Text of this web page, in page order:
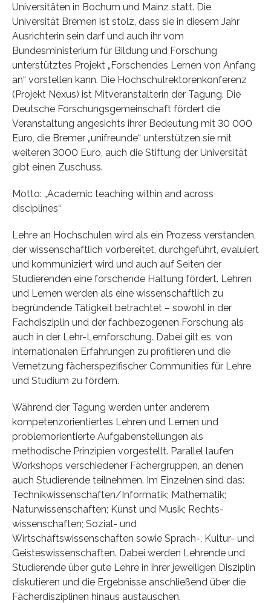
Universitäten in Bochum und Mainz statt. Die
Universität Bremen ist stolz, dass sie in diesem Jahr
Ausrichterin sein darf und auch ihr vom
Bundesministerium für Bildung und Forschung
unterstütztes Projekt „Forschendes Lernen von Anfang
an“ vorstellen kann. Die Hochschulrektorenkonferenz
(Projekt Nexus) ist Mitveranstalterin der Tagung. Die
Deutsche Forschungsgemeinschaft fördert die
Veranstaltung angesichts ihrer Bedeutung mit 30 000
Euro, die Bremer „unifreunde“ unterstützen sie mit
weiteren 3000 Euro, auch die Stiftung der Universität
gibt einen Zuschuss.
Motto: „Academic teaching within and across
disciplines“
Lehre an Hochschulen wird als ein Prozess verstanden,
der wissenschaftlich vorbereitet, durchgeführt, evaluiert
und kommuniziert wird und auch auf Seiten der
Studierenden eine forschende Haltung fördert. Lehren
und Lernen werden als eine wissenschaftlich zu
begründende Tätigkeit betrachtet – sowohl in der
Fachdisziplin und der fachbezogenen Forschung als
auch in der Lehr-Lernforschung. Dabei gilt es, von
internationalen Erfahrungen zu profitieren und die
Vernetzung fächerspezifischer Communities für Lehre
und Studium zu fördern.
Während der Tagung werden unter anderem
kompetenzorientiertes Lehren und Lernen und
problemorientierte Aufgabenstellungen als
methodische Prinzipien vorgestellt. Parallel laufen
Workshops verschiedener Fächergruppen, an denen
auch Studierende teilnehmen. Im Einzelnen sind das:
Technikwissenschaften/Informatik; Mathematik;
Naturwissenschaften; Kunst und Musik; Rechts-
wissenschaften; Sozial- und
Wirtschaftswissenschaften sowie Sprach-, Kultur- und
Geisteswissenschaften. Dabei werden Lehrende und
Studierende über gute Lehre in ihrer jeweiligen Disziplin
diskutieren und die Ergebnisse anschließend über die
Fächerdisziplinen hinaus austauschen.